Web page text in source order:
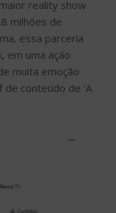
reality show
milhões de
essa parceria
em uma ação
muita emoção
conteúdo de ‘A